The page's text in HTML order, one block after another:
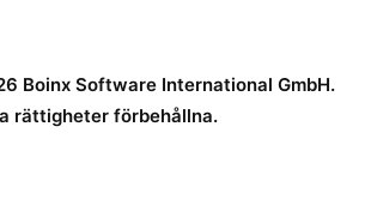
Boinx Software International GmbH.
rättigheter förbehållna.